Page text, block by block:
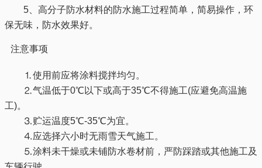
5、高分子防水材料的防水施工过程简单，简易操作，环
保无味，防水效果好。
注意事项
⒈使用前应将涂料搅拌均匀。
⒉气温低于0℃以下或高于35℃不得施工(应避免高温施
工)。
⒊贮运温度5℃-35℃为宜。
⒋应选择六小时无雨雪天气施工。
⒌涂料未干燥或未铺防水卷材前，严防踩踏或其他施工及